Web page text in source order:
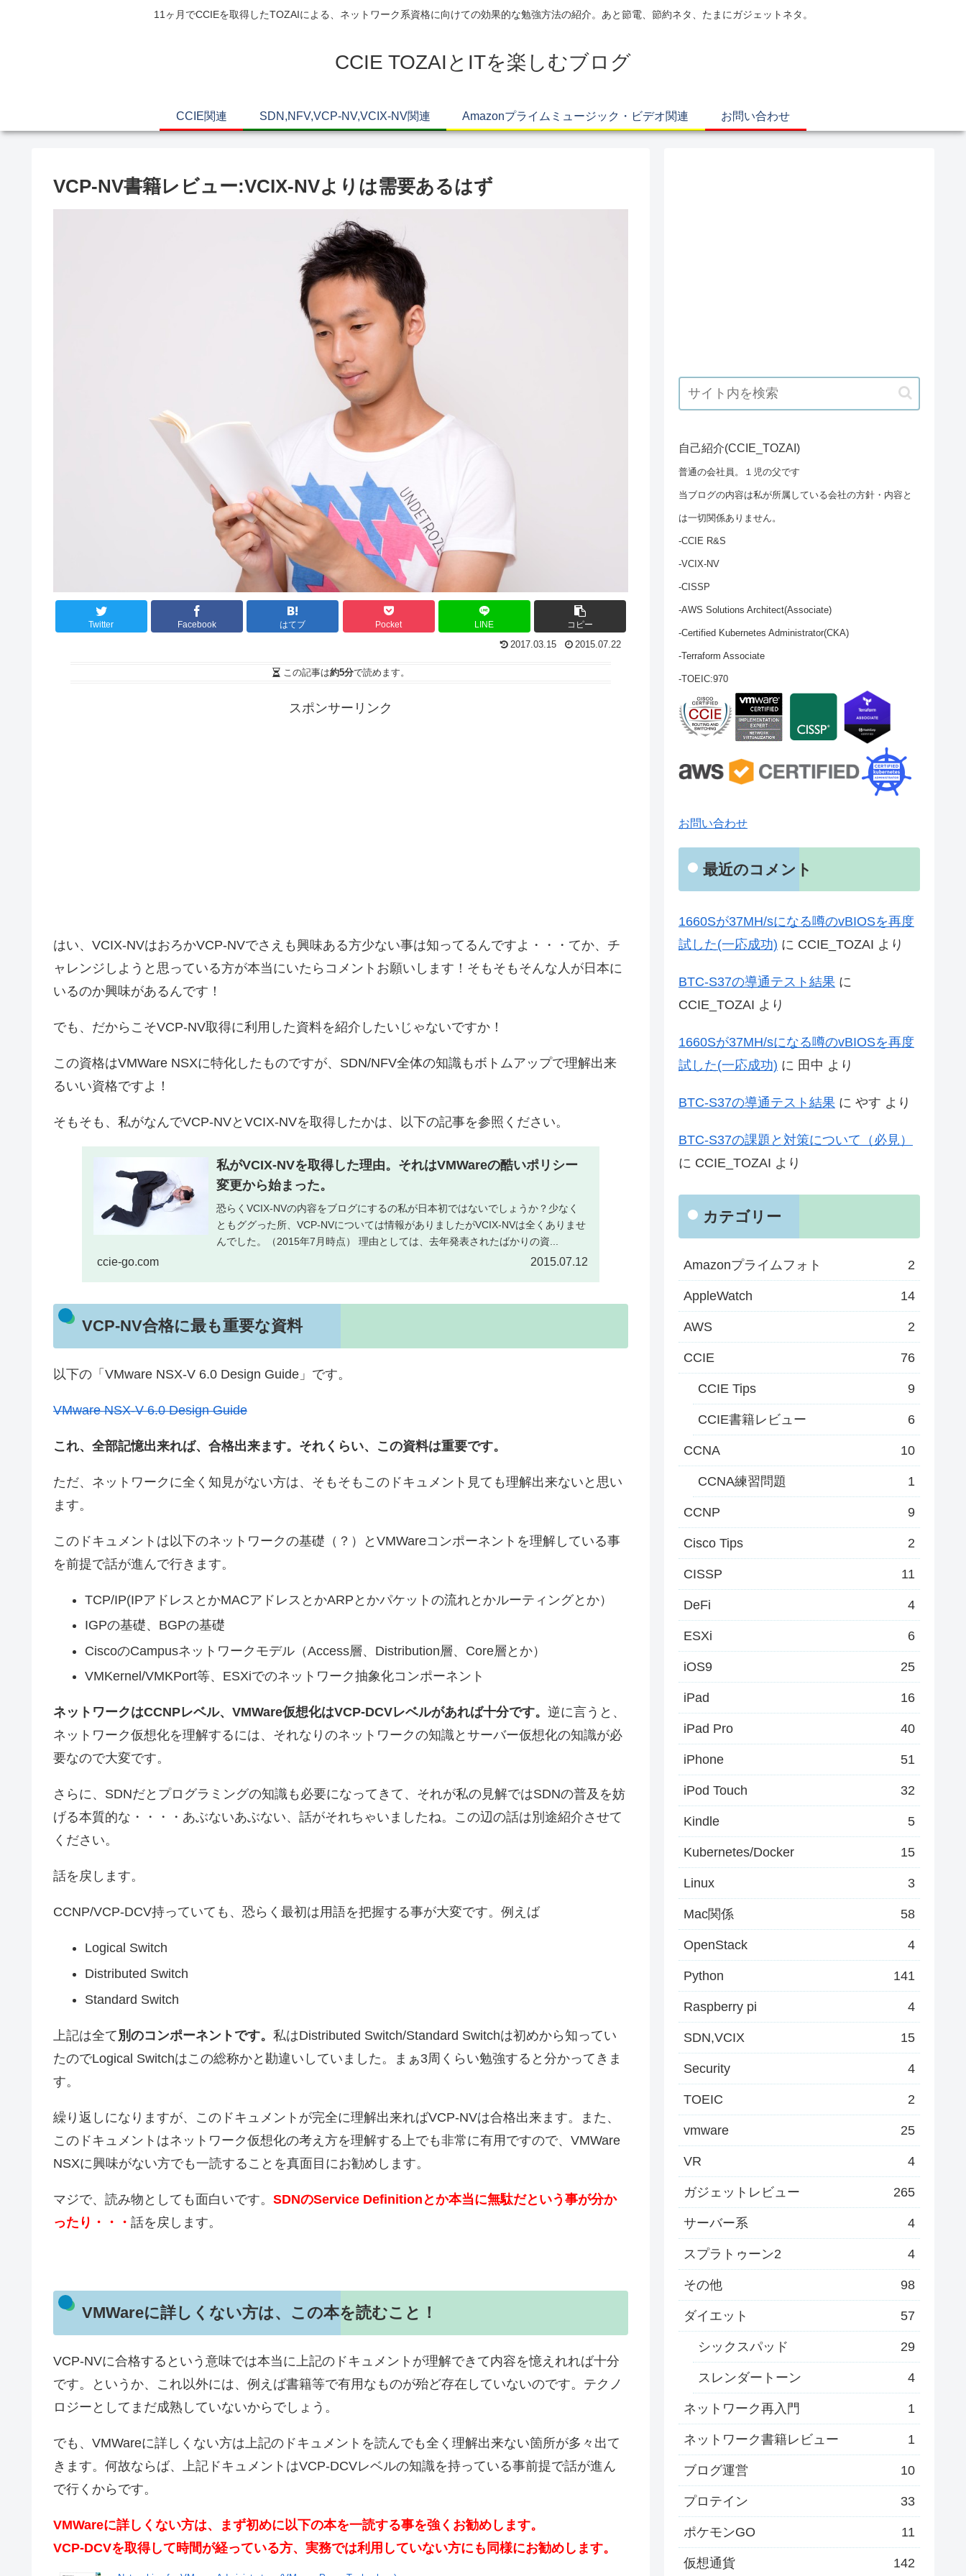
11ヶ月でCCIEを取得したTOZAIによる、ネットワーク系資格に向けての効果的な勉強方法の紹介。あと節電、節約ネタ、たまにガジェットネタ。
CCIE TOZAIとITを楽しむブログ
CCIE関連 SDN,NFV,VCP-NV,VCIX-NV関連 Amazonプライムミュージック・ビデオ関連 お問い合わせ
VCP-NV書籍レビュー:VCIX-NVよりは需要あるはず
Twitter Facebook はてブ Pocket LINE コピー
2017.03.15 2015.07.22
この記事は約5分で読めます。
スポンサーリンク
はい、VCIX-NVはおろかVCP-NVでさえも興味ある方少ない事は知ってるんですよ・・・てか、チ
ャレンジしようと思っている方が本当にいたらコメントお願いします！そもそもそんな人が日本に
いるのか興味があるんです！
でも、だからこそVCP-NV取得に利用した資料を紹介したいじゃないですか！
この資格はVMWare NSXに特化したものですが、SDN/NFV全体の知識もボトムアップで理解出来
るいい資格ですよ！
そもそも、私がなんでVCP-NVとVCIX-NVを取得したかは、以下の記事を参照ください。
私がVCIX-NVを取得した理由。それはVMWareの酷いポリシー
変更から始まった。
恐らくVCIX-NVの内容をブログにするの私が日本初ではないでしょうか？少なく
ともググった所、VCP-NVについては情報がありましたがVCIX-NVは全くありませ
んでした。（2015年7月時点） 理由としては、去年発表されたばかりの資...
ccie-go.com 2015.07.12
VCP-NV合格に最も重要な資料
以下の「VMware NSX-V 6.0 Design Guide」です。
VMware NSX-V 6.0 Design Guide
これ、全部記憶出来れば、合格出来ます。それくらい、この資料は重要です。
ただ、ネットワークに全く知見がない方は、そもそもこのドキュメント見ても理解出来ないと思い
ます。
このドキュメントは以下のネットワークの基礎（？）とVMWareコンポーネントを理解している事
を前提で話が進んで行きます。
TCP/IP(IPアドレスとかMACアドレスとかARPとかパケットの流れとかルーティングとか）
IGPの基礎、BGPの基礎
CiscoのCampusネットワークモデル（Access層、Distribution層、Core層とか）
VMKernel/VMKPort等、ESXiでのネットワーク抽象化コンポーネント
ネットワークはCCNPレベル、VMWare仮想化はVCP-DCVレベルがあれば十分です。 逆に言うと、
ネットワーク仮想化を理解するには、それなりのネットワークの知識とサーバー仮想化の知識が必
要なので大変です。
さらに、SDNだとプログラミングの知識も必要になってきて、それが私の見解ではSDNの普及を妨
げる本質的な・・・・あぶないあぶない、話がそれちゃいましたね。この辺の話は別途紹介させて
ください。
話を戻します。
CCNP/VCP-DCV持っていても、恐らく最初は用語を把握する事が大変です。例えば
Logical Switch
Distributed Switch
Standard Switch
上記は全て 別のコンポーネントです。 私はDistributed Switch/Standard Switchは初めから知ってい
たのでLogical Switchはこの総称かと勘違いしていました。まぁ3周くらい勉強すると分かってきま
す。
繰り返しになりますが、このドキュメントが完全に理解出来ればVCP-NVは合格出来ます。また、
このドキュメントはネットワーク仮想化の考え方を理解する上でも非常に有用ですので、VMWare
NSXに興味がない方でも一読することを真面目にお勧めします。
マジで、読み物としても面白いです。 SDNのService Definitionとか本当に無駄だという事が分か
ったり・・・ 話を戻します。
VMWareに詳しくない方は、この本を読むこと！
VCP-NVに合格するという意味では本当に上記のドキュメントが理解できて内容を憶えれれば十分
です。というか、これ以外には、例えば書籍等で有用なものが殆ど存在していないのです。テクノ
ロジーとしてまだ成熟していないからでしょう。
でも、VMWareに詳しくない方は上記のドキュメントを読んでも全く理解出来ない箇所が多々出て
きます。何故ならば、上記ドキュメントはVCP-DCVレベルの知識を持っている事前提で話が進ん
で行くからです。
VMWareに詳しくない方は、まず初めに以下の本を一読する事を強くお勧めします。
VCP-DCVを取得して時間が経っている方、実務では利用していない方にも同様にお勧めします。
自己紹介(CCIE_TOZAI)
普通の会社員。１児の父です
当ブログの内容は私が所属している会社の方針・内容と
は一切関係ありません。
-CCIE R&S
-VCIX-NV
-CISSP
-AWS Solutions Architect(Associate)
-Certified Kubernetes Administrator(CKA)
-Terraform Associate
-TOEIC:970
お問い合わせ
最近のコメント
1660Sが37MH/sになる噂のvBIOSを再度
試した(一応成功) に CCIE_TOZAI より
BTC-S37の導通テスト結果 に
CCIE_TOZAI より
1660Sが37MH/sになる噂のvBIOSを再度
試した(一応成功) に 田中 より
BTC-S37の導通テスト結果 に やす より
BTC-S37の課題と対策について（必見）
に CCIE_TOZAI より
カテゴリー
Amazonプライムフォト 2
AppleWatch 14
AWS 2
CCIE 76
CCIE Tips 9
CCIE書籍レビュー 6
CCNA 10
CCNA練習問題 1
CCNP 9
Cisco Tips 2
CISSP 11
DeFi 4
ESXi 6
iOS9 25
iPad 16
iPad Pro 40
iPhone 51
iPod Touch 32
Kindle 5
Kubernetes/Docker 15
Linux 3
Mac関係 58
OpenStack 4
Python 141
Raspberry pi 4
SDN,VCIX 15
Security 4
TOEIC 2
vmware 25
VR 4
ガジェットレビュー 265
サーバー系 4
スプラトゥーン2 4
その他 98
ダイエット 57
シックスパッド 29
スレンダートーン 4
ネットワーク再入門 1
ネットワーク書籍レビュー 1
ブログ運営 10
プロテイン 33
ポケモンGO 11
仮想通貨 142